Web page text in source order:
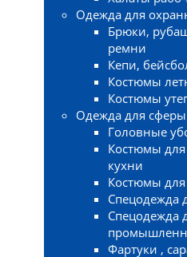
Одежда для
Брюки,
ремни
Кепи,
Костюмы
Костюмы
Одежда для сферы
Головные
Костюмы
кухни
Костюмы для
Спецодежда
Спецодежда
Фартуки ,